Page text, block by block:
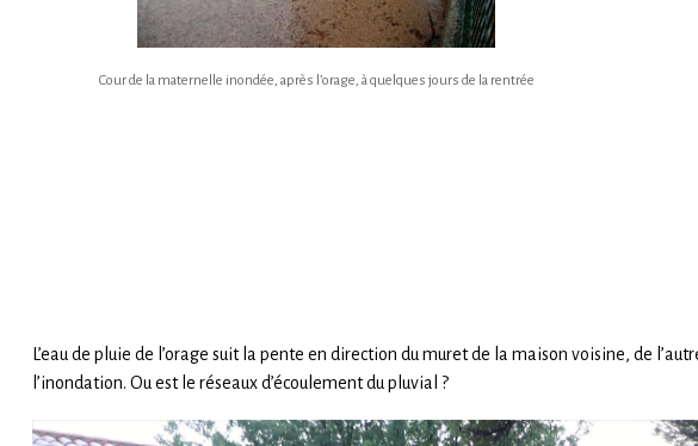
Cour de la maternelle inondée, après l’orage, à quelques jours de la rentrée
L’eau de pluie de l’orage suit la pente en direction du muret de la maison voisine, de
l’inondation. Ou est le réseaux d’écoulement du pluvial ?